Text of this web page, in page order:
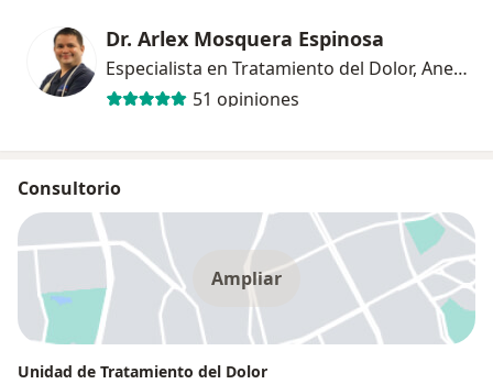
Dr. Arlex Mosquera Espinosa
Especialista en Tratamiento del Dolor, Anestesiólogo
51 opiniones
Consultorio
Ampliar
Unidad de Tratamiento del Dolor